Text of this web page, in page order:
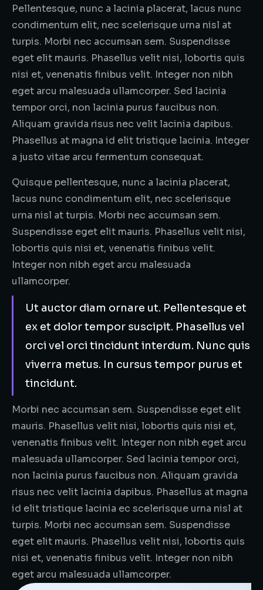
Pellentesque, nunc a lacinia placerat, lacus nunc
condimentum elit, nec scelerisque urna nisl at
turpis. Morbi nec accumsan sem. Suspendisse
eget elit mauris. Phasellus velit nisi, lobortis quis
nisi et, venenatis finibus velit. Integer non nibh
eget arcu malesuada ullamcorper. Sed lacinia
tempor orci, non lacinia purus faucibus non.
Aliquam gravida risus nec velit lacinia dapibus.
Phasellus at magna id elit tristique lacinia. Integer
a justo vitae arcu fermentum consequat.
Quisque pellentesque, nunc a lacinia placerat,
lacus nunc condimentum elit, nec scelerisque
urna nisl at turpis. Morbi nec accumsan sem.
Suspendisse eget elit mauris. Phasellus velit nisi,
lobortis quis nisi et, venenatis finibus velit.
Integer non nibh eget arcu malesuada
ullamcorper.
Ut auctor diam ornare ut. Pellentesque et
ex et dolor tempor suscipit. Phasellus vel
orci vel orci tincidunt interdum. Nunc quis
viverra metus. In cursus tempor purus et
tincidunt.
Morbi nec accumsan sem. Suspendisse eget elit
mauris. Phasellus velit nisi, lobortis quis nisi et,
venenatis finibus velit. Integer non nibh eget arcu
malesuada ullamcorper. Sed lacinia tempor orci,
non lacinia purus faucibus non. Aliquam gravida
risus nec velit lacinia dapibus. Phasellus at magna
id elit tristique lacinia ec scelerisque urna nisl at
turpis. Morbi nec accumsan sem. Suspendisse
eget elit mauris. Phasellus velit nisi, lobortis quis
nisi et, venenatis finibus velit. Integer non nibh
eget arcu malesuada ullamcorper.